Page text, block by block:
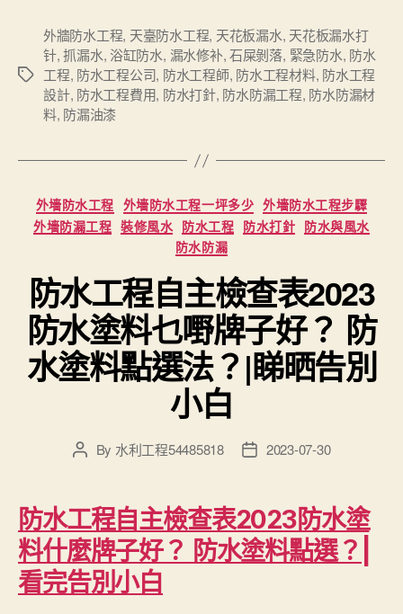
Tags
外牆防水工程, 天臺防水工程, 天花板漏水, 天花板漏水打
针,抓漏水, 浴缸防水, 漏水修补,石屎剝落, 緊急防水, 防水
工程, 防水工程公司, 防水工程師, 防水工程材料, 防水工程
設計, 防水工程費用, 防水打針, 防水防漏工程, 防水防漏材
料, 防漏油漆
Categories
外墻防水工程 外墻防水工程一坪多少 外墻防水工程步驟
外墻防漏工程 裝修風水 防水工程 防水打針 防水與風水
防水防漏
防水工程自主檢查表2023
防水塗料乜嘢牌子好？ 防
水塗料點選法？|睇晒告別
小白
PostBy 水利工程54485818
Post2023-07-30
防水工程自主檢查表2023防水塗
料什麼牌子好？ 防水塗料點選？|
看完告別小白